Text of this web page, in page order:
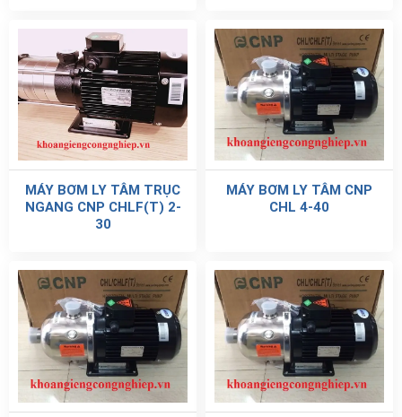
MÁY BƠM LY TÂM TRỤC
NGANG CNP CHLF(T) 2-
30
MÁY BƠM LY TÂM CNP
CHL 4-40